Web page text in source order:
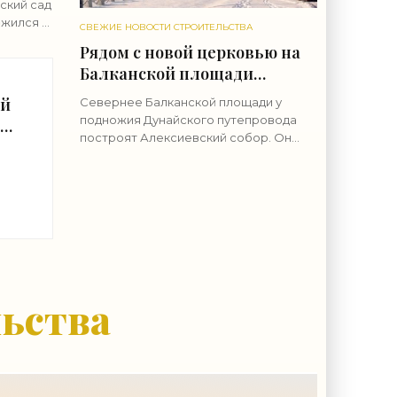
сад
в
СВЕЖИЕ НОВОСТИ СТРОИТЕЛЬСТВА
Рядом с новой церковью на
Балканской площади
построят еще и собор -
«Свежие новости
строительства»
Севернее Балканской площади у
подножия Дунайского путепровода
построят Алексиевский собор. Он